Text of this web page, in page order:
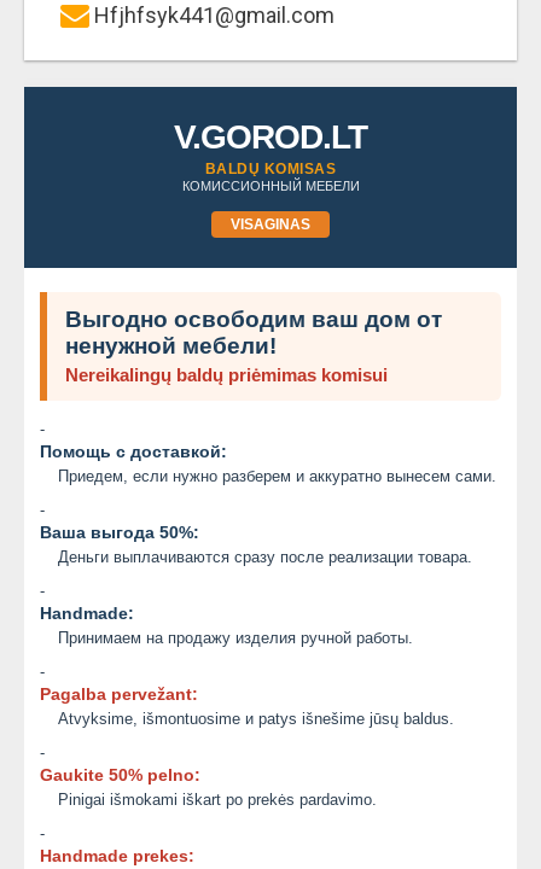
Hfjhfsyk441@gmail.com
V.GOROD.LT
BALDŲ KOMISAS
КОМИССИОННЫЙ МЕБЕЛИ
VISAGINAS
Выгодно освободим ваш дом от
ненужной мебели!
Nereikalingų baldų priėmimas komisui
-
Помощь с доставкой:
Приедем, если нужно разберем и аккуратно вынесем сами.
-
Ваша выгода 50%:
Деньги выплачиваются сразу после реализации товара.
-
Handmade:
Принимаем на продажу изделия ручной работы.
-
Pagalba pervežant:
Atvyksime, išmontuosime и patys išnešime jūsų baldus.
-
Gaukite 50% pelno:
Pinigai išmokami iškart po prekės pardavimo.
-
Handmade prekes: